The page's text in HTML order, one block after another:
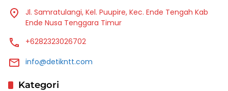
Jl. Samratulangi, Kel. Puupire, Kec. Ende Tengah Kab
Ende Nusa Tenggara Timur
+6282323026702
info@detikntt.com
Kategori